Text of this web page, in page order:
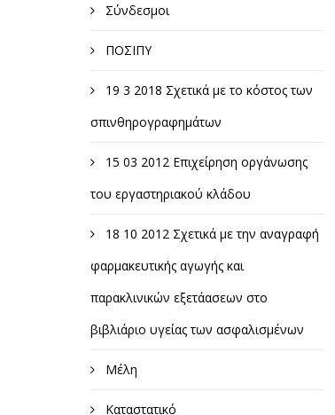
Σύνδεσμοι
ΠΟΣΙΠΥ
19 3 2018 Σχετικά με το κόστος των
σπινθηρογραφημάτων
15 03 2012 Επιχείρηση οργάνωσης
του εργαστηριακού κλάδου
18 10 2012 Σχετικά με την αναγραφή
φαρμακευτικής αγωγής και
παρακλινικών εξετάασεων στο
βιβλιάριο υγείας των ασφαλισμένων
Μέλη
Καταστατικό